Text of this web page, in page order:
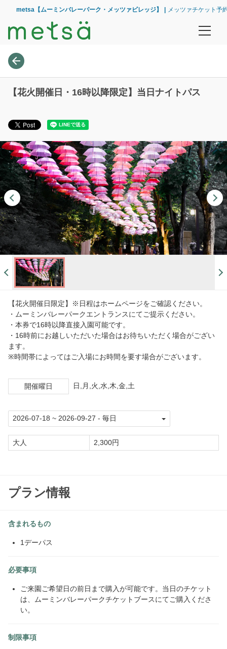
metsa【ムーミンバレーパーク・メッツァビレッジ】 メッツァチケット予
ログイン/予約確認
チケット
ワンデーパス
【16時から入園】ナイトパス
年間パスポート
プレミアム年間パスポート
施設について
園内マップ
施設一覧
ショー＆グリーティング
展示施設
体験施設
フード
ワークショップ
オフィシャルホテル
アクセス
言語
English
【花火開催日・16時以降限定】当日ナイトパス
【花火開催日限定】※日程はホームページをご確認ください。
・ムーミンバレーパークエントランスにてご提示ください。
・本券で16時以降直接入園可能です。
・16時前にお越しいただいた場合はお待ちいただく場合がござい
ます。
※時間帯によってはご入場にお時間を要す場合がございます。
開催曜日 日,月,火,水,木,金,土
大人 2,300円
プラン情報
含まれるもの
1デーパス
必要事項
ご来園ご希望日の前日まで購入が可能です。当日のチケット
は、ムーミンバレーパークチケットブースにてご購入くださ
い。
制限事項